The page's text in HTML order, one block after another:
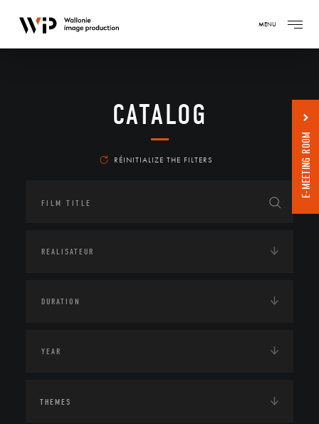
MENU
CATALOG
RÉINITIALIZE THE FILTERS
THEMES
E-MEETING ROOM